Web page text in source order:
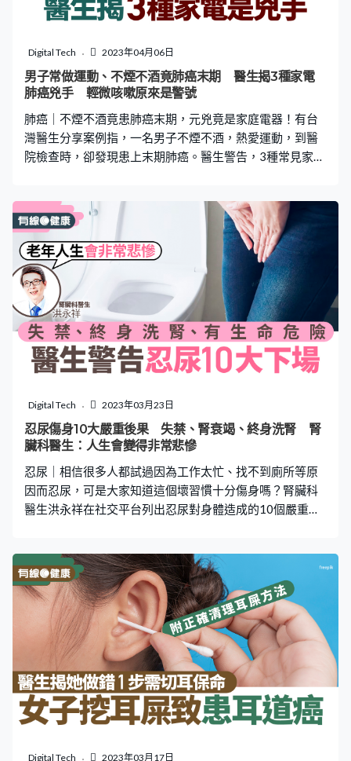
的化學物質會被吸入體內，站在健康的立場，不論自行染
《健康2.0》表示，如果真的有染髮的必要，以下5件事項
應要注意： 安全染髮貼士｜1.避免選擇深褐色跟黑色 染髮
劑一般分為兩劑，對苯二胺（PPD）就是第一劑染劑中含
染劑更加顯色，會加入些
Digital Tech 2023年04月06日
男子常做運動、不煙不酒竟肺癌末期 醫生揭3種家電
肺癌兇手 輕微咳嗽原來是警號
肺癌｜不煙不酒竟患肺癌末期，元兇竟是家庭電器！有台
灣醫生分享案例指，一名男子不煙不酒，熱愛運動，到醫
院檢查時，卻發現患上末期肺癌。醫生警告，3種常見家電
患沒有煙酒習慣，熱愛運動，作息健康，因連續一個月出
現輕微咳嗽，而母親及哥哥都曾確診肺癌，逐求醫進行檢
查。結果發現，病患的右肺部有腫瘤，電腦斷層掃描更顯
示肺部滿佈白點，屬未期肺癌。沒有煙酒習慣的他感到相
當難以置信，「我前一陣子還去跑馬拉松啊…」。 肺癌是
無聲殺手 7成人求醫已末期 蘇一峰指出，早期肺癌幾乎
沒有任何症狀，有約6、7成的肺癌患者，都會在出現呼吸
道明顯不適的症狀時才求醫，但往往已被確診末期肺癌。
該病患作息健康，看起來體力相當好，只有出現輕微咳嗽
由家人患上癌症，檢查後才發現自己同患癌。他提醒，如
果家族中有肺癌病史，定期檢查是唯一及早發現肺癌之
道。 不煙不酒只是預防基本 3大電器可致癌 蘇一峰表
肺癌」。他提醒，要預防肺癌，不吸
Digital Tech 2023年03月23日
忍尿傷身10大嚴重後果 失禁、腎衰竭、終身洗腎 腎
臟科醫生：人生會變得非常悲慘
忍尿｜相信很多人都試過因為工作太忙、找不到廁所等原
因而忍尿，可是大家知道這個壞習慣十分傷身嗎？腎臟科
醫生洪永祥在社交平台列出忍尿對身體造成的10個嚴重傷
交平台以「年輕憋尿老年慘」、「憋尿超傷身，十大恐怖
排行榜」為題發文，指出很多人從年輕開始養成忍尿的壞
習慣，一旦年紀大了，人生便會變得非常悲慘。他解釋，
忍尿是指在感覺到需要排尿的情況下，刻意忍住或延遲排
尿的行為。一般人膀胱容量約是350到400毫升之間，一旦
膀胱超過尿液儲存量，便會產生排尿感，而通常200毫升
就有尿意，若尿液儲存超過400毫升，則被定義為忍尿。
洪醫生續指，經常忍尿會令膀胱長期處於極度膨脹的狀況
下，會令膀胱缺氧、血液循環變差、尿液逆流、神經功能
甚至有生命危險。 忍尿對人體造成10大傷害 有見及此，洪
Digital Tech 2023年03月17日